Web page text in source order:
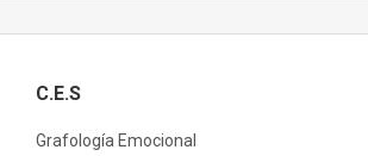
C.E.S
Grafología Emocional